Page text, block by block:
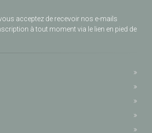
acceptez de recevoir nos e-mails
à tout moment via le lien en pied de